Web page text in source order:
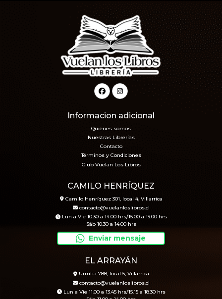
Informacion adicional
Quiénes somos
Nuestras Librerías
Contacto
Términos y Condiciones
Club Vuelan Los Libros
CAMILO HENRÍQUEZ
Camilo Henríquez 301, local 4, Villarrica
contacto@vuelanloslibros.cl
Lun a Vie 10.30 a 14.00 hrs/15.00 a 19.00 hrs
Sáb 10.30 a 14.00 hrs
Enviar mensaje
EL ARRAYÁN
Urrutia 788, local 5, Villarrica
contacto@vuelanloslibros.cl
Lun a Vie 11.00 a 13.45 hrs/15.15 a 18.30 hrs